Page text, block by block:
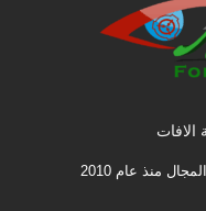
منذ عام 2010